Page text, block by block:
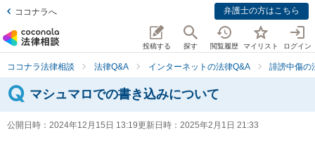
ココナラへ 弁護士の方はこちら
投稿する 探す 閲覧履歴 マイリスト ログイン
ココナラ法律相談 法律Q&A インターネットの法律Q&A 誹謗中傷の
マシュマロでの書き込みについて
公開日時： 2024年12月15日 13:19更新日時： 2025年2月1日 21:33